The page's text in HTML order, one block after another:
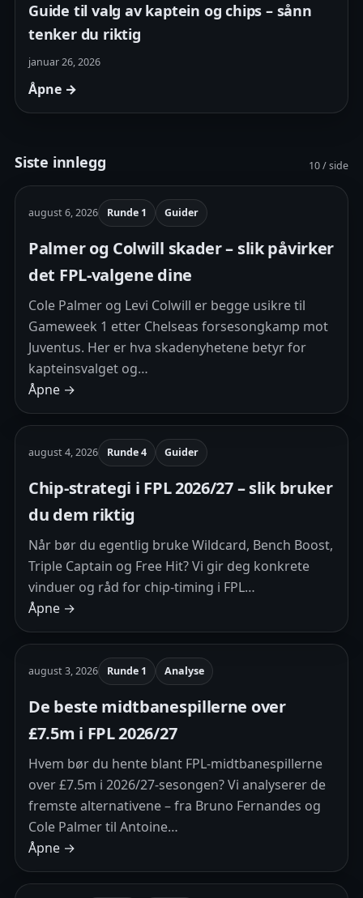
Guide til valg av kaptein og chips – sånn
tenker du riktig
januar 26, 2026
Åpne →
Siste innlegg 10 / side
august 6, 2026 Runde 1 Guider
Palmer og Colwill skader – slik påvirker
det FPL-valgene dine
Cole Palmer og Levi Colwill er begge usikre til
Gameweek 1 etter Chelseas forsesongkamp mot
Juventus. Her er hva skadenyhetene betyr for
kapteinsvalget og…
Åpne →
august 4, 2026 Runde 4 Guider
Chip-strategi i FPL 2026/27 – slik bruker
du dem riktig
Når bør du egentlig bruke Wildcard, Bench Boost,
Triple Captain og Free Hit? Vi gir deg konkrete
vinduer og råd for chip-timing i FPL…
Åpne →
august 3, 2026 Runde 1 Analyse
De beste midtbanespillerne over
£7.5m i FPL 2026/27
Hvem bør du hente blant FPL-midtbanespillerne
over £7.5m i 2026/27-sesongen? Vi analyserer de
fremste alternativene – fra Bruno Fernandes og
Cole Palmer til Antoine…
Åpne →